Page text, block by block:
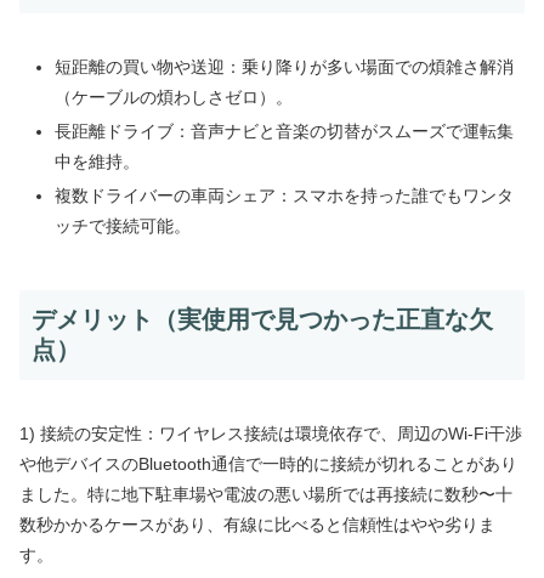
短距離の買い物や送迎：乗り降りが多い場面での煩雑さ解消
（ケーブルの煩わしさゼロ）。
長距離ドライブ：音声ナビと音楽の切替がスムーズで運転集
中を維持。
複数ドライバーの車両シェア：スマホを持った誰でもワンタ
ッチで接続可能。
デメリット（実使用で見つかった正直な欠
点）
1) 接続の安定性：ワイヤレス接続は環境依存で、周辺のWi‑Fi干渉
や他デバイスのBluetooth通信で一時的に接続が切れることがあり
ました。特に地下駐車場や電波の悪い場所では再接続に数秒〜十
数秒かかるケースがあり、有線に比べると信頼性はやや劣りま
す。